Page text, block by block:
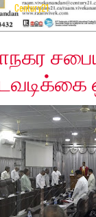
Century21
November